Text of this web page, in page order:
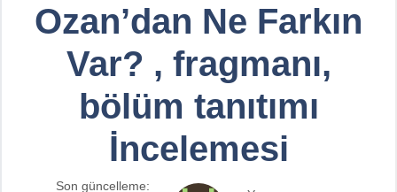
Ozan’dan Ne Farkın
Var? , fragmanı,
bölüm tanıtımı
İncelemesi
Son güncelleme: